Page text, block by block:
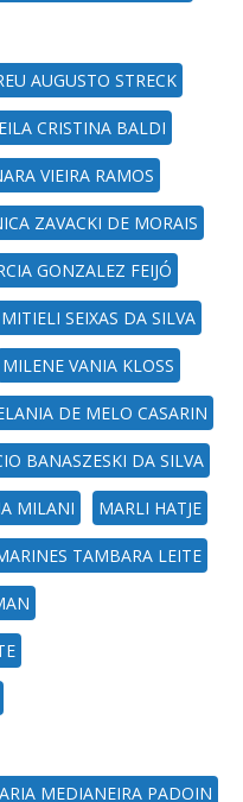
AUGUSTO STRECK
CRISTINA BALDI
VIEIRA RAMOS
ZAVACKI DE MORAIS
GONZALEZ FEIJÓ
MITIELI SEIXAS DA SILVA
MILENE VANIA KLOSS
DE MELO CASARIN
BANASZESKI DA SILVA
MILANI MARLI HATJE
TAMBARA LEITE
MEDIANEIRA PADOIN